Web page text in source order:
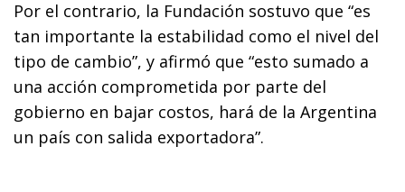
Por el contrario, la Fundación sostuvo que “es
tan importante la estabilidad como el nivel del
tipo de cambio”, y afirmó que “esto sumado a
una acción comprometida por parte del
gobierno en bajar costos, hará de la Argentina
un país con salida exportadora”.